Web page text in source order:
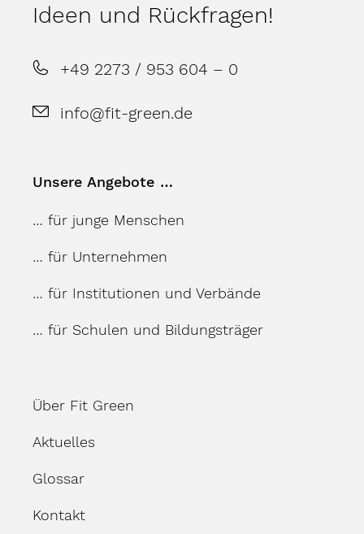
Ideen und Rückfragen!
+49 2273 / 953 604 – 0
info@fit-green.de
Unsere Angebote …
… für junge Menschen
… für Unternehmen
… für Institutionen und Verbände
… für Schulen und Bildungsträger
Über Fit Green
Aktuelles
Glossar
Kontakt